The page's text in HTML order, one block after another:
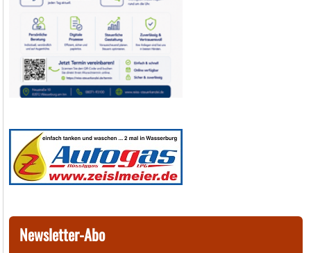
Newsletter-Abo